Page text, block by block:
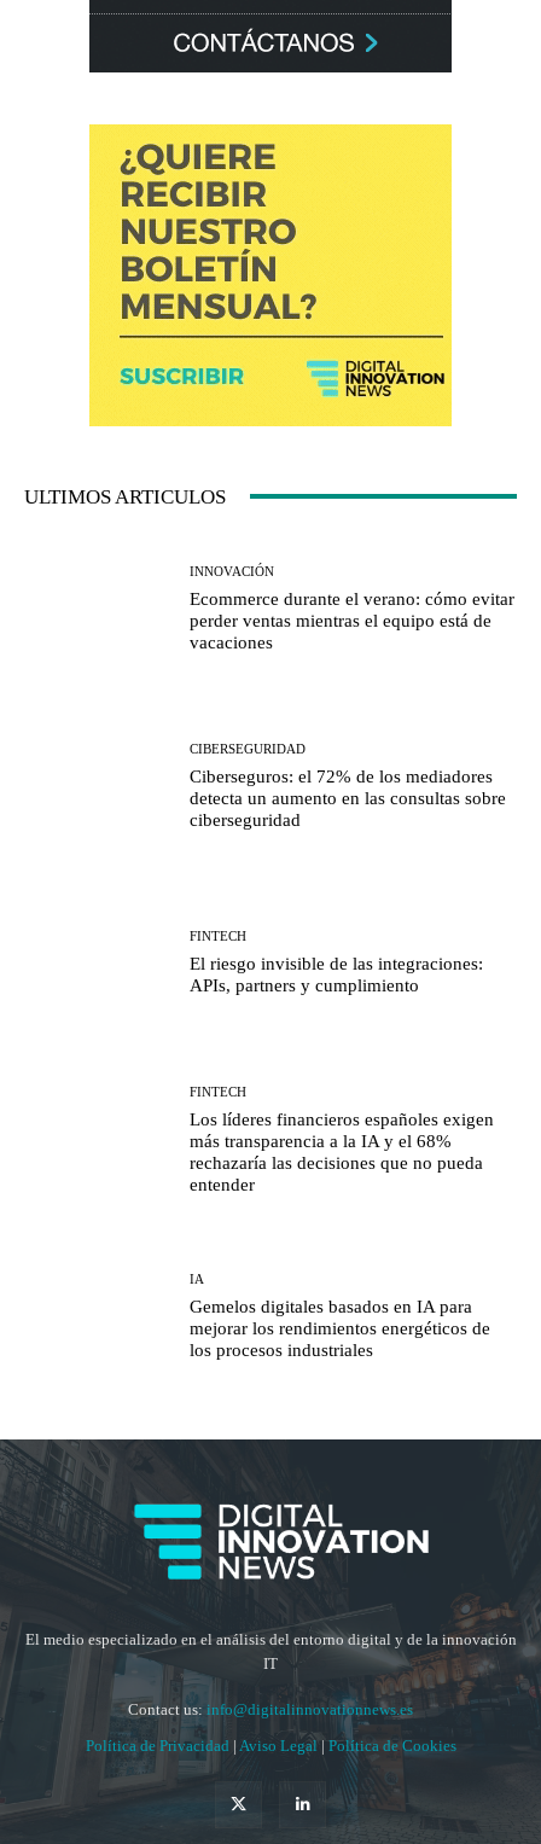
ULTIMOS ARTICULOS
INNOVACIÓN
Ecommerce durante el verano: cómo evitar
perder ventas mientras el equipo está de
vacaciones
CIBERSEGURIDAD
Ciberseguros: el 72% de los mediadores
detecta un aumento en las consultas sobre
ciberseguridad
FINTECH
El riesgo invisible de las integraciones:
APIs, partners y cumplimiento
FINTECH
Los líderes financieros españoles exigen
más transparencia a la IA y el 68%
rechazaría las decisiones que no pueda
entender
IA
Gemelos digitales basados en IA para
mejorar los rendimientos energéticos de
los procesos industriales
El medio especializado en el análisis del entorno digital y de la innovación
IT
Contact us: info@digitalinnovationnews.es
Política de Privacidad | Aviso Legal | Política de Cookies